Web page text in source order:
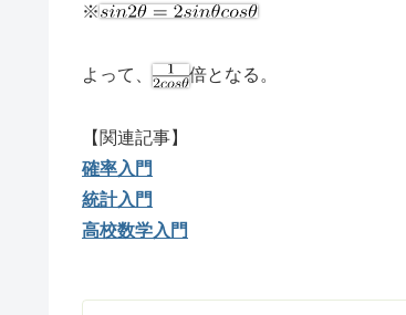
※
よって、 倍となる。
【関連記事】
確率入門
統計入門
高校数学入門